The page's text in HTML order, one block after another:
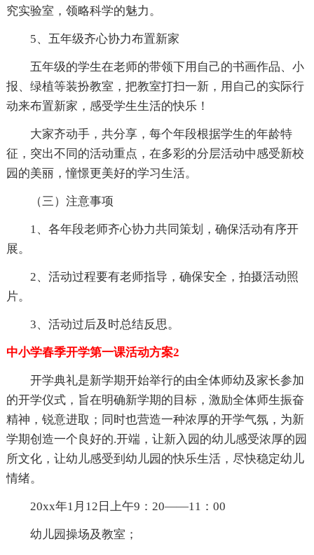
究实验室，领略科学的魅力。
5、五年级齐心协力布置新家
五年级的学生在老师的带领下用自己的书画作品、小
报、绿植等装扮教室，把教室打扫一新，用自己的实际行
动来布置新家，感受学生生活的快乐！
大家齐动手，共分享，每个年段根据学生的年龄特
征，突出不同的活动重点，在多彩的分层活动中感受新校
园的美丽，憧憬更美好的学习生活。
（三）注意事项
1、各年段老师齐心协力共同策划，确保活动有序开
展。
2、活动过程要有老师指导，确保安全，拍摄活动照
片。
3、活动过后及时总结反思。
中小学春季开学第一课活动方案2
开学典礼是新学期开始举行的由全体师幼及家长参加
的开学仪式，旨在明确新学期的目标，激励全体师生振奋
精神，锐意进取；同时也营造一种浓厚的开学气氛，为新
学期创造一个良好的.开端，让新入园的幼儿感受浓厚的园
所文化，让幼儿感受到幼儿园的快乐生活，尽快稳定幼儿
情绪。
20xx年1月12日上午9：20——11：00
幼儿园操场及教室；